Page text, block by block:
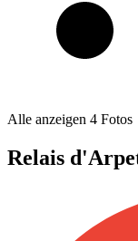
Alle anzeigen 4 Fotos
Relais